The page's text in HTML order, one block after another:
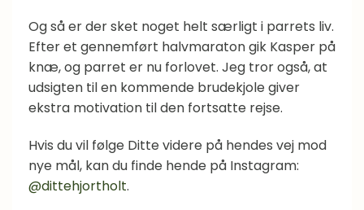
Og så er der sket noget helt særligt i parrets liv.
Efter et gennemført halvmaraton gik Kasper på
knæ, og parret er nu forlovet. Jeg tror også, at
udsigten til en kommende brudekjole giver
ekstra motivation til den fortsatte rejse.
Hvis du vil følge Ditte videre på hendes vej mod
nye mål, kan du finde hende på Instagram:
@dittehjortholt.